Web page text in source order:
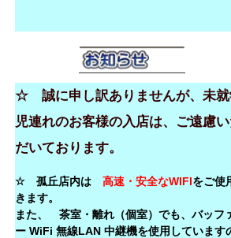
☆ 誠に申し訳ありませんが、未
児連れのお客様の入店は、ご遠慮
だいております。
☆ 孤丘店内は 高速・安全なWIFIをご使
きます。
また、 茶室・離れ（個室）でも、バッフ
ー WiFi 無線LAN 中継機を使用しています